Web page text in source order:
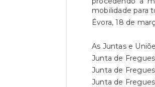
mobilidade para
Évora, 18 de
As Juntas e
Junta de
Junta de
Junta de